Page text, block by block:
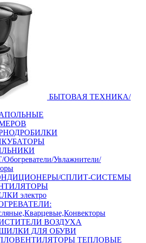
БЫТОВАЯ ТЕХНИКА/
Увлажнители/
СПЛИТ-СИСТЕМЫ
электро
ВОЗДУХА
ДЛЯ ОБУВИ
ТЕПЛОВЫЕ